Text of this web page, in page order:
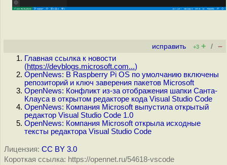
исправить +3 + / –
Главная ссылка к новости
(https://devblogs.microsoft.com...)
OpenNews: В Raspberry Pi OS по умолчанию включены
репозиторий и ключ заверения пакетов Microsoft
OpenNews: Конфликт из-за отображения шапки Санта-
Клауса в открытом редакторе кода Visual Studio Code
OpenNews: Компания Microsoft выпустила открытый
редактор Visual Studio Code 1.0
OpenNews: Компания Microsoft открыла исходные
тексты редактора Visual Studio Code
Лицензия: CC BY 3.0
Короткая ссылка: https://opennet.ru/54618-vscode